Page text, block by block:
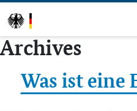
Archives
Was ist eine